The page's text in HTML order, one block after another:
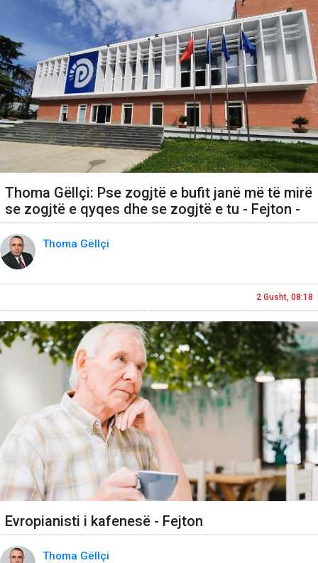
Thoma Gëllçi: Pse zogjtë e bufit janë më të mirë
se zogjtë e qyqes dhe se zogjtë e tu - Fejton -
Thoma Gëllçi
2 Gusht, 08:18
Evropianisti i kafenesë - Fejton
Thoma Gëllçi